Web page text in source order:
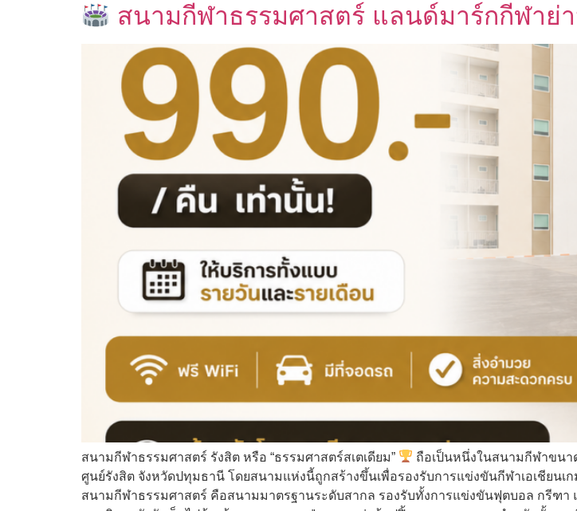
สนามกีฬาธรรมศาสตร์ แลนด์มาร์กกีฬาย่
สนามกีฬาธรรมศาสตร์ รังสิต หรือ “ธรรมศาสตร์สเตเดียม”
ถือเป็นหนึ่งในสนามกีฬาขนา
ศูนย์รังสิต จังหวัดปทุมธานี โดยสนามแห่งนี้ถูกสร้างขึ้นเพื่อรองรับการแข่งขันกีฬาเอเชียนเ
สนามกีฬาธรรมศาสตร์ คือสนามมาตรฐานระดับสากล รองรับทั้งการแข่งขันฟุตบอล กรีฑา